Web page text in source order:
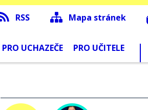
RSS Mapa stránek
PRO UCHAZEČE PRO UČITELE